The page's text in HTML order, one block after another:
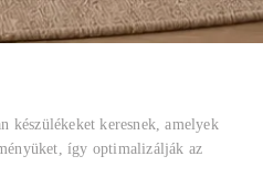
készülékeket keresnek, amelyek
így optimalizálják az